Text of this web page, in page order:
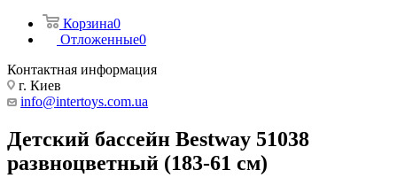
Корзина0
Отложенные0
Контактная информация
г. Киев
info@intertoys.com.ua
Детский бассейн Bestway 51038
развноцветный (183-61 см)